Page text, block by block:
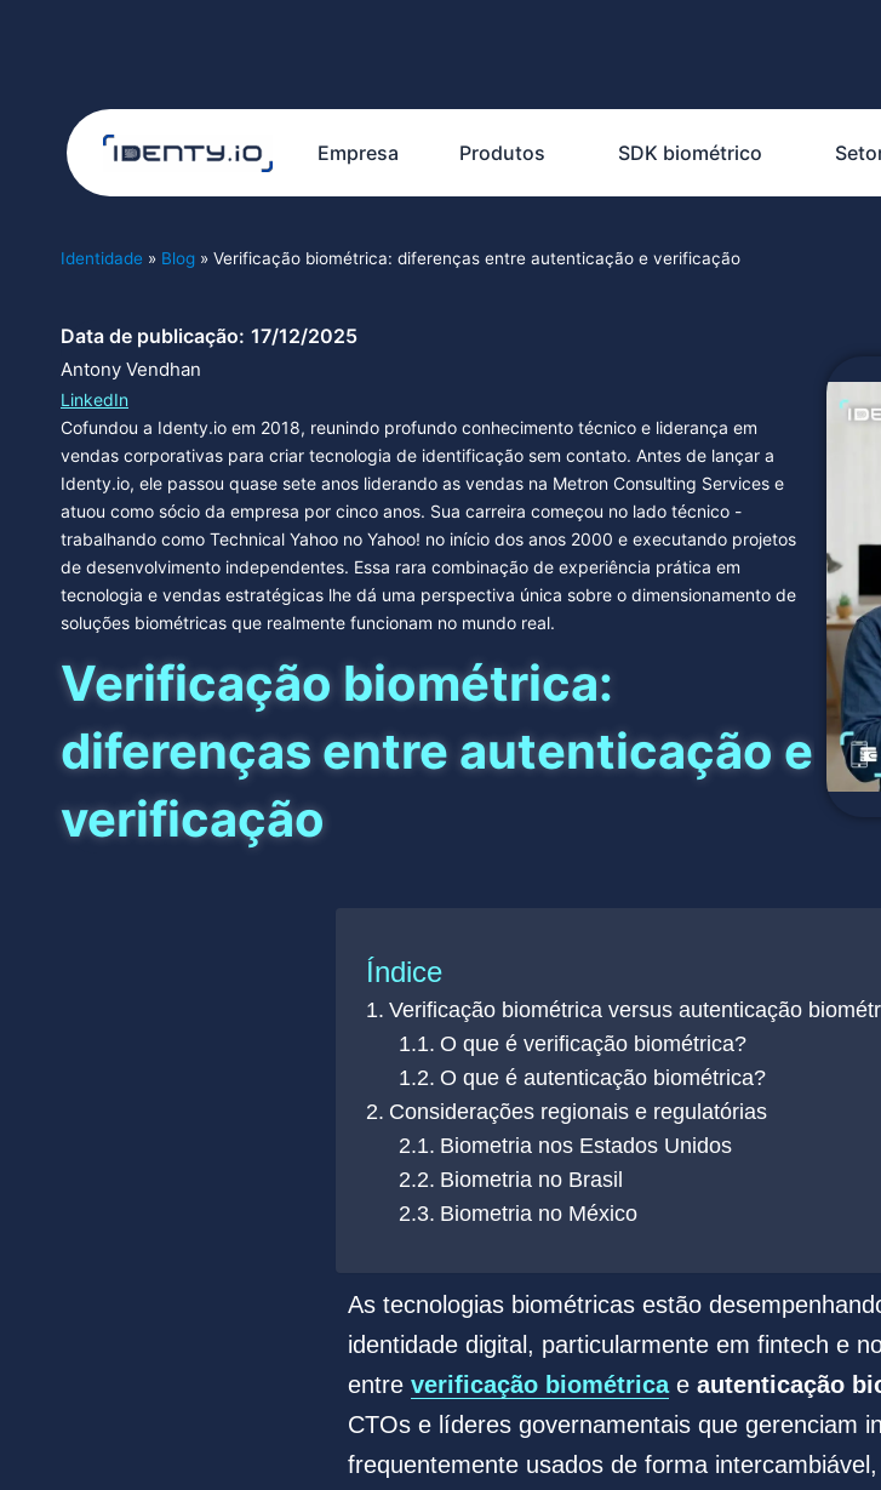
Empresa Produtos SDK biométrico
Identidade » Blog » Verificação biométrica: diferenças entre autenticação e verificação
Data de publicação: 17/12/2025
Antony Vendhan
LinkedIn
Cofundou a Identy.io em 2018, reunindo profundo conhecimento técnico e liderança em
vendas corporativas para criar tecnologia de identificação sem contato. Antes de lançar a
Identy.io, ele passou quase sete anos liderando as vendas na Metron Consulting Services e
atuou como sócio da empresa por cinco anos. Sua carreira começou no lado técnico -
trabalhando como Technical Yahoo no Yahoo! no início dos anos 2000 e executando projetos
de desenvolvimento independentes. Essa rara combinação de experiência prática em
tecnologia e vendas estratégicas lhe dá uma perspectiva única sobre o dimensionamento de
soluções biométricas que realmente funcionam no mundo real.
Verificação biométrica:
diferenças entre autenticação e
verificação
Índice
Verificação biométrica versus autenticação
O que é verificação biométrica?
O que é autenticação biométrica?
Considerações regionais e regulatórias
Biometria nos Estados Unidos
Biometria no Brasil
Biometria no México
As tecnologias biométricas estão
identidade digital, particularmente em fintech e
entre verificação biométricae autenticação
CTOs e líderes governamentais que gerenciam
frequentemente usados de forma